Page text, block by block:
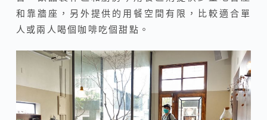
和靠牆座，另外提供的用餐空間有限，比較適合單
人或兩人喝個咖啡吃個甜點。